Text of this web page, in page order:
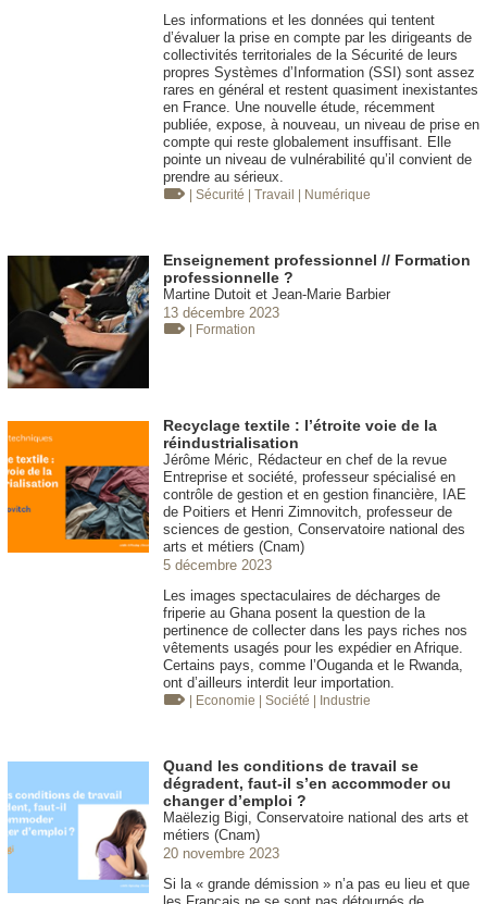
Les informations et les données qui tentent
d’évaluer la prise en compte par les dirigeants de
collectivités territoriales de la Sécurité de leurs
propres Systèmes d’Information (SSI) sont assez
rares en général et restent quasiment inexistantes
en France. Une nouvelle étude, récemment
publiée, expose, à nouveau, un niveau de prise en
compte qui reste globalement insuffisant. Elle
pointe un niveau de vulnérabilité qu’il convient de
prendre au sérieux.
| Sécurité | Travail | Numérique
Enseignement professionnel // Formation
professionnelle ?
Martine Dutoit et Jean-Marie Barbier
13 décembre 2023
| Formation
Recyclage textile : l’étroite voie de la
réindustrialisation
Jérôme Méric, Rédacteur en chef de la revue
Entreprise et société, professeur spécialisé en
contrôle de gestion et en gestion financière, IAE
de Poitiers et Henri Zimnovitch, professeur de
sciences de gestion, Conservatoire national des
arts et métiers (Cnam)
5 décembre 2023
Les images spectaculaires de décharges de
friperie au Ghana posent la question de la
pertinence de collecter dans les pays riches nos
vêtements usagés pour les expédier en Afrique.
Certains pays, comme l’Ouganda et le Rwanda,
ont d’ailleurs interdit leur importation.
| Economie | Société | Industrie
Quand les conditions de travail se
dégradent, faut-il s’en accommoder ou
changer d’emploi ?
Maëlezig Bigi, Conservatoire national des arts et
métiers (Cnam)
20 novembre 2023
Si la « grande démission » n’a pas eu lieu et que